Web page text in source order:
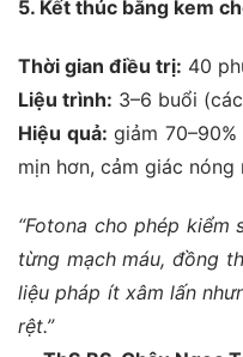
5. Kết thúc bằng kem
Thời gian điều trị: 40
Liệu trình: 3–6 buổi
Hiệu quả: giảm
mịn hơn, cảm giác nóng
“Fotona cho phép kiểm
từng mạch máu, đồng
liệu pháp ít xâm lấn
rệt.”